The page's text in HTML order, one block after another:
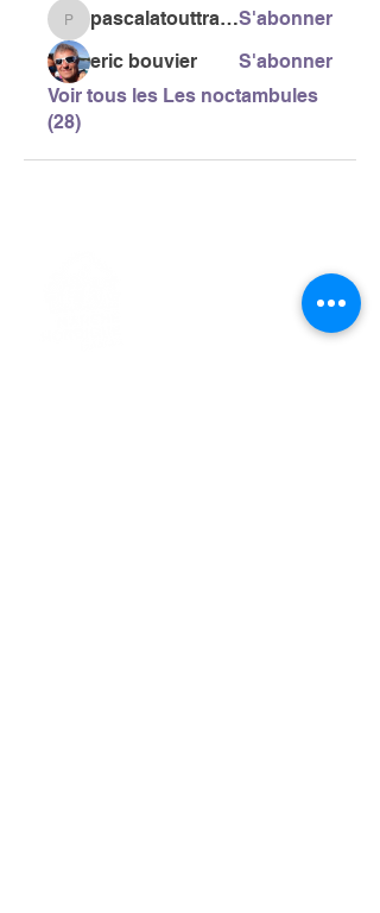
pascalatouttravaux pascalatouttravauxS'abonner
eric bouvier
S'abonner
Voir tous les Les noctambules
(28)